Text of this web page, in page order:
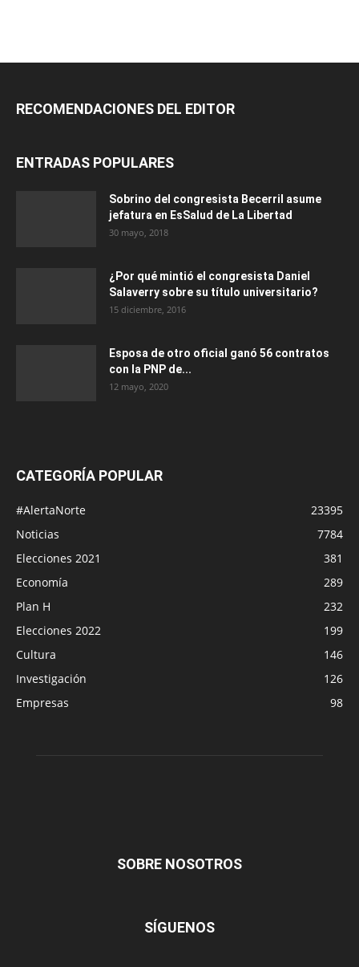
RECOMENDACIONES DEL EDITOR
ENTRADAS POPULARES
Sobrino del congresista Becerril asume
jefatura en EsSalud de La Libertad
30 mayo, 2018
¿Por qué mintió el congresista Daniel
Salaverry sobre su título universitario?
15 diciembre, 2016
Esposa de otro oficial ganó 56 contratos
con la PNP de...
12 mayo, 2020
CATEGORÍA POPULAR
#AlertaNorte
23395
Noticias
7784
Elecciones 2021
381
Economía
289
Plan H
232
Elecciones 2022
199
Cultura
146
Investigación
126
Empresas
98
SOBRE NOSOTROS
SÍGUENOS